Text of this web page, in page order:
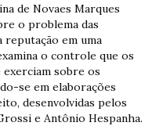
de Novaes Marques
o problema das
reputação em uma
o controle que os
sobre os
se em elaborações
desenvolvidas pelos
e Antônio Hespanha.